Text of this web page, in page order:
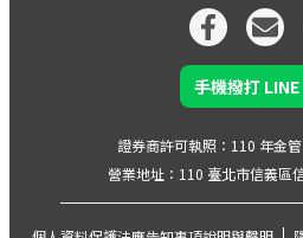
手機撥打
證券商許可執照：110 年金
營業地址：110 臺北市信義區